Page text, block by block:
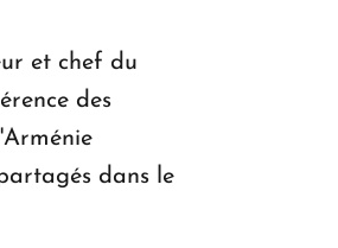
à Dilijan
et chef du
des
dans le